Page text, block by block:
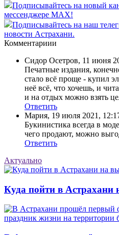
Подписывайтесь на новый
мессенджере MAX!
Подписывайтесь на наш
новости Астрахани.
Комментариии
Сидор Осетров, 11 июня
Печатные издания,
стало всё проще - купил
неё всё, что хочешь, и
и на отдых можно взять
Ответить
Мария, 19 июля 2021,
Букинистика всегда в
чего продают, можно
Ответить
Актуально
Куда пойти в Астрахани